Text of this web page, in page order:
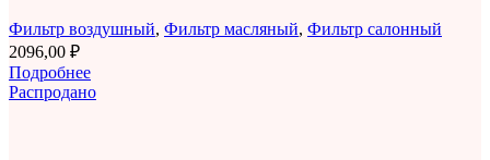
Фильтр воздушный, Фильтр масляный, Фильтр салонный
2096,00 ₽
Подробнее
Распродано